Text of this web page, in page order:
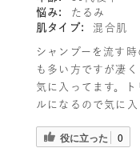
悩み:
たるみ
肌タイプ:
混合肌
シャンプーを流す
も多い方ですが凄
気に入ってます。
ルになるので気に入
役に立った 0